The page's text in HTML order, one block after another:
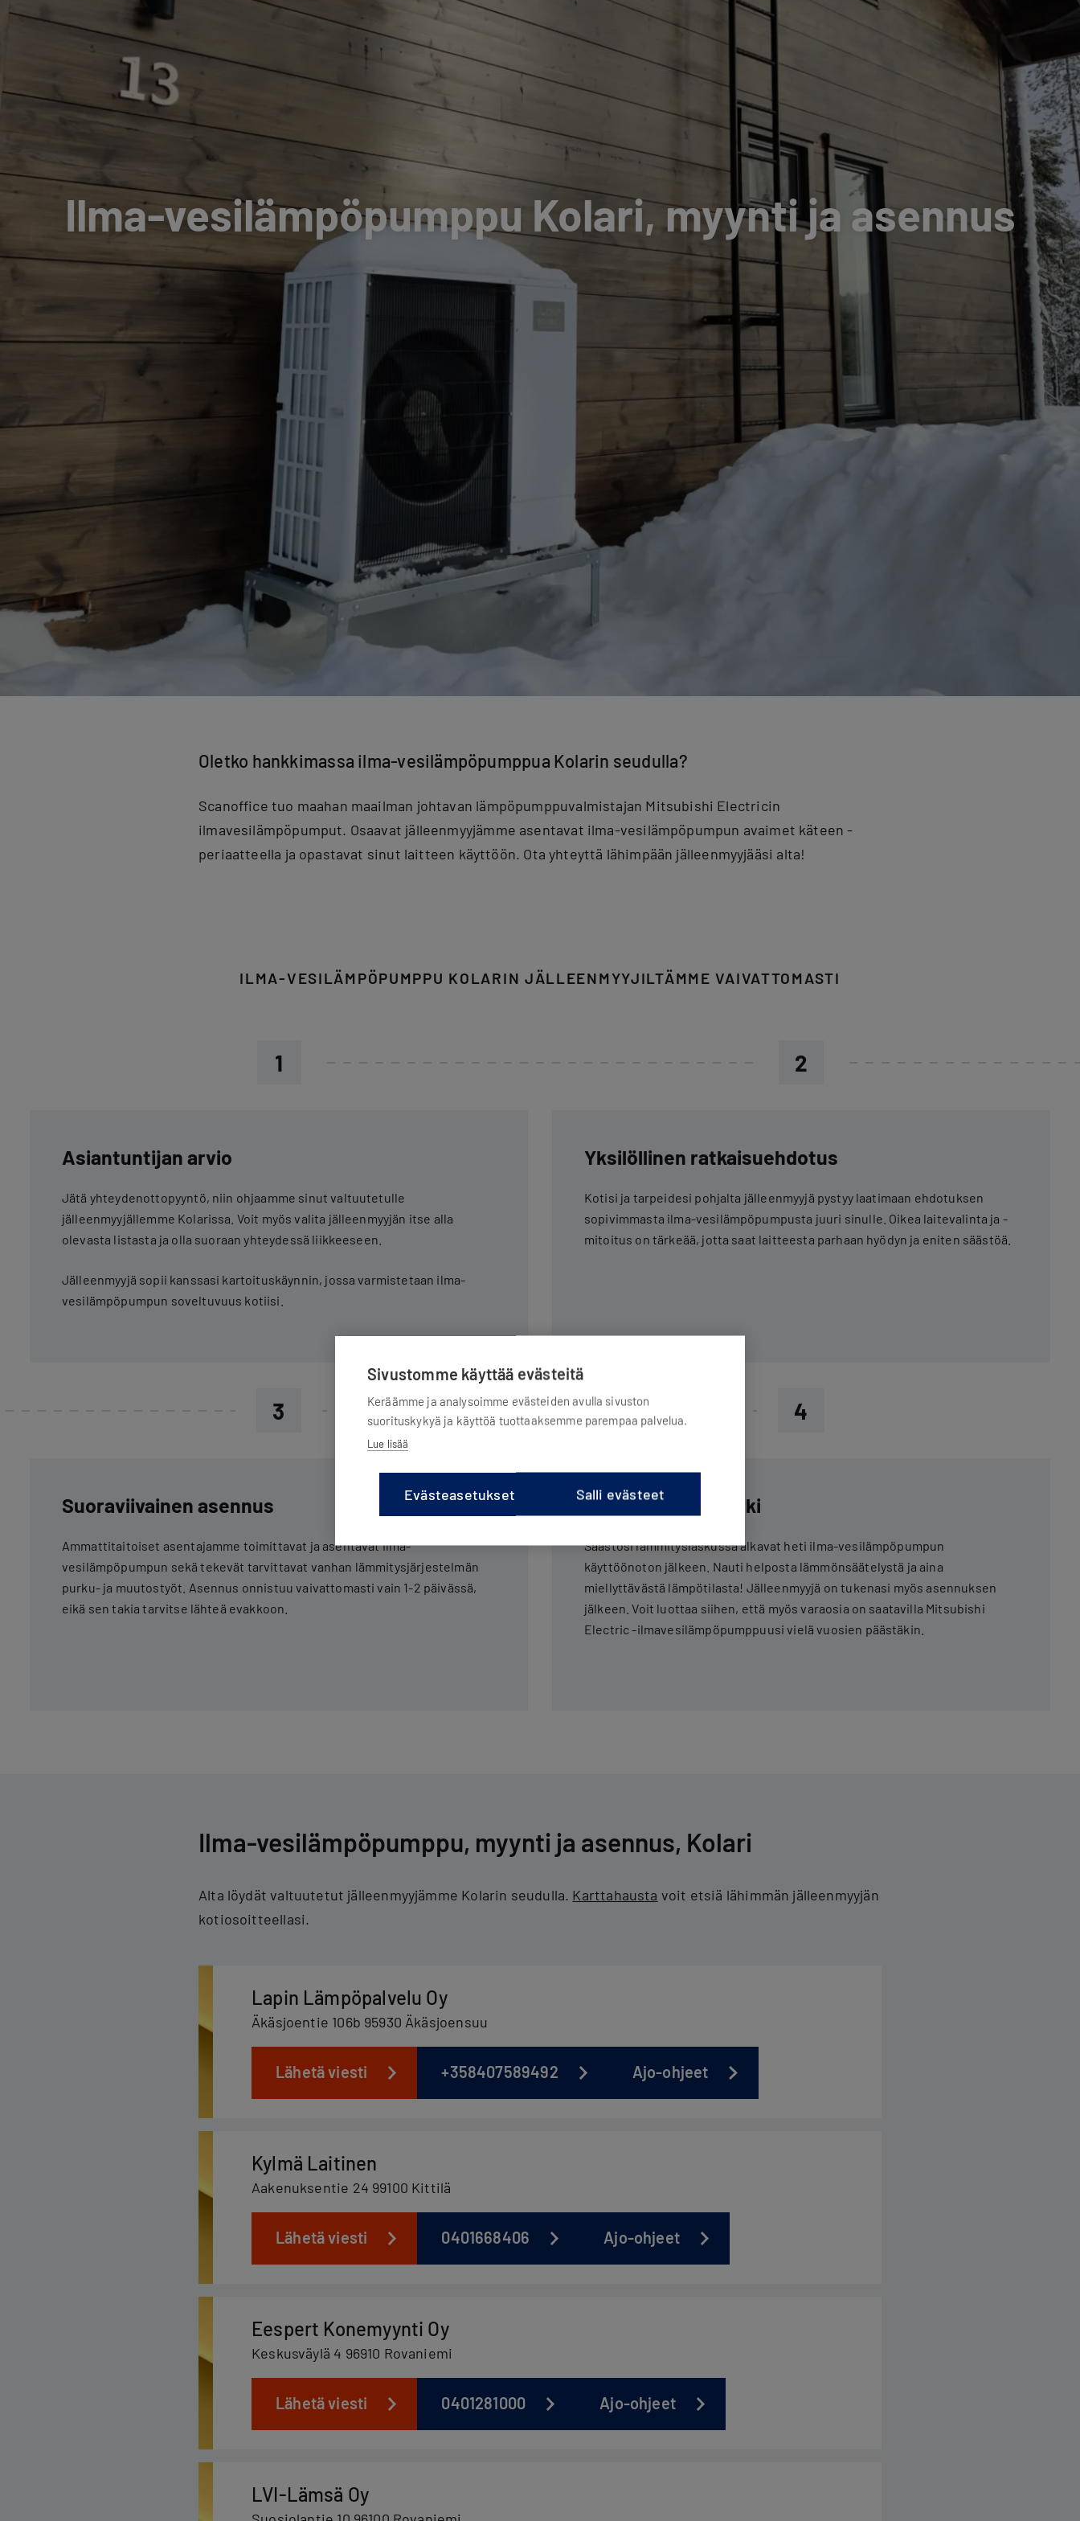
Ilma-vesilämpöpumppu Kolari, myynti ja asennus
Oletko hankkimassa ilma-vesilämpöpumppua Kolarin seudulla?
Scanoffice tuo maahan maailman johtavan lämpöpumppuvalmistajan Mitsubishi Electricin
ilmavesilämpöpumput. Osaavat jälleenmyyjämme asentavat ilma-vesilämpöpumpun avaimet käteen -
periaatteella ja opastavat sinut laitteen käyttöön. Ota yhteyttä lähimpään jälleenmyyjääsi alta!
ILMA-VESILÄMPÖPUMPPU KOLARIN JÄLLEENMYYJILTÄMME VAIVATTOMASTI
1
Asiantuntijan arvio
Jätä yhteydenottopyyntö, niin ohjaamme sinut valtuutetulle
jälleenmyyjällemme Kolarissa. Voit myös valita jälleenmyyjän itse alla
olevasta listasta ja olla suoraan yhteydessä liikkeeseen.
Jälleenmyyjä sopii kanssasi kartoituskäynnin, jossa varmistetaan ilma-
vesilämpöpumpun soveltuvuus kotiisi.
2
Yksilöllinen ratkaisuehdotus
Kotisi ja tarpeidesi pohjalta jälleenmyyjä pystyy laatimaan ehdotuksen
sopivimmasta ilma-vesilämpöpumpusta juuri sinulle. Oikea laitevalinta ja -
mitoitus on tärkeää, jotta saat laitteesta parhaan hyödyn ja eniten säästöä.
3
Suoraviivainen asennus
Ammattitaitoiset asentajamme toimittavat ja asentavat ilma-
vesilämpöpumpun sekä tekevät tarvittavat vanhan lämmitysjärjestelmän
purku- ja muutostyöt. Asennus onnistuu vaivattomasti vain 1-2 päivässä,
eikä sen takia tarvitse lähteä evakkoon.
4
Huolettomampi arki
Säästösi lämmityslaskussa alkavat heti ilma-vesilämpöpumpun
käyttöönoton jälkeen. Nauti helposta lämmönsäätelystä ja aina
miellyttävästä lämpötilasta! Jälleenmyyjä on tukenasi myös asennuksen
jälkeen. Voit luottaa siihen, että myös varaosia on saatavilla Mitsubishi
Electric -ilmavesilämpöpumppuusi vielä vuosien päästäkin.
Ilma-vesilämpöpumppu, myynti ja asennus, Kolari
Alta löydät valtuutetut jälleenmyyjämme Kolarin seudulla. Karttahausta voit etsiä lähimmän jälleenmyyjän
kotiosoitteellasi.
Lapin Lämpöpalvelu Oy
Äkäsjoentie 106b 95930 Äkäsjoensuu
Lähetä viesti +358407589492 Ajo-ohjeet
Kylmä Laitinen
Aakenuksentie 24 99100 Kittilä
Lähetä viesti 0401668406 Ajo-ohjeet
Eespert Konemyynti Oy
Keskusväylä 4 96910 Rovaniemi
Lähetä viesti 0401281000 Ajo-ohjeet
LVI-Lämsä Oy
Sivustomme käyttää evästeitä
Keräämme ja analysoimme evästeiden avulla sivuston
suorituskykyä ja käyttöä tuottaaksemme parempaa palvelua.
Lue lisää
Evästeasetukset Salli evästeet